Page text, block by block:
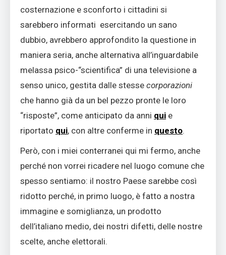
costernazione e sconforto i cittadini si
sarebbero informati esercitando un sano
dubbio, avrebbero approfondito la questione in
maniera seria, anche alternativa all’inguardabile
melassa psico-“scientifica” di una televisione a
senso unico, gestita dalle stesse corporazioni
che hanno già da un bel pezzo pronte le loro
“risposte”, come anticipato da anni qui e
riportato qui, con altre conferme in questo.
Però, con i miei conterranei qui mi fermo, anche
perché non vorrei ricadere nel luogo comune che
spesso sentiamo: il nostro Paese sarebbe così
ridotto perché, in primo luogo, è fatto a nostra
immagine e somiglianza, un prodotto
dell’italiano medio, dei nostri difetti, delle nostre
scelte, anche elettorali.